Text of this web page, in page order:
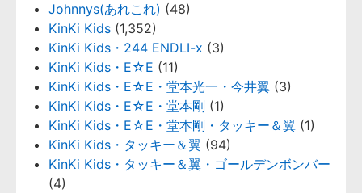
Johnnys(あれこれ) (48)
KinKi Kids (1,352)
KinKi Kids・244 ENDLI-x (3)
KinKi Kids・E☆E (11)
KinKi Kids・E☆E・堂本光一・今井翼 (3)
KinKi Kids・E☆E・堂本剛 (1)
KinKi Kids・E☆E・堂本剛・タッキー＆翼 (1)
KinKi Kids・タッキー＆翼 (94)
KinKi Kids・タッキー＆翼・ゴールデンボンバー
(4)